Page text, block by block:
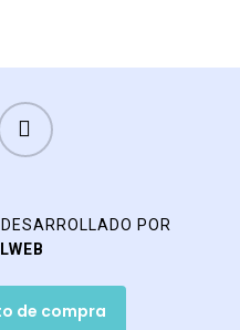
INSTAGRAM
POR
de compra